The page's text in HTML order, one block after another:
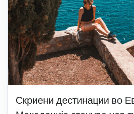
Скриени дестинации во